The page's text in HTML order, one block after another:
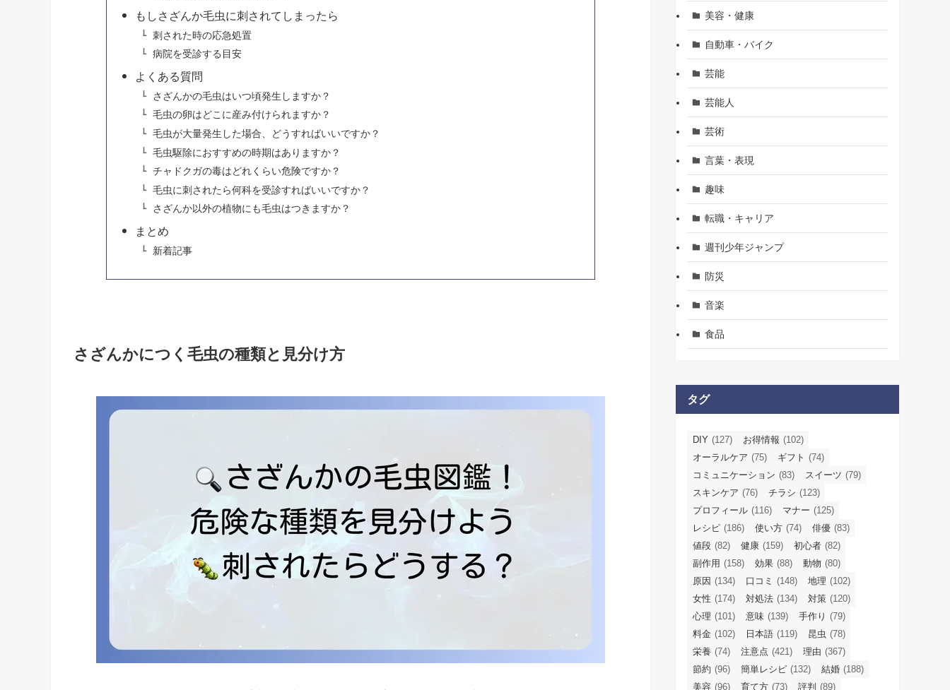
もしさざんか毛虫に刺されてしまったら
刺された時の応急処置
病院を受診する目安
よくある質問
さざんかの毛虫はいつ頃発生しますか？
毛虫の卵はどこに産み付けられますか？
毛虫が大量発生した場合、どうすればいいですか？
毛虫駆除におすすめの時期はありますか？
チャドクガの毒はどれくらい危険ですか？
毛虫に刺されたら何科を受診すればいいですか？
さざんか以外の植物にも毛虫はつきますか？
まとめ
新着記事
さざんかにつく毛虫の種類と見分け方
美容・健康
自動車・バイク
芸能
芸能人
芸術
言葉・表現
趣味
転職・キャリア
週刊少年ジャンプ
防災
音楽
食品
タグ
DIY (127) お得情報 (102)
オーラルケア (75) ギフト (74)
コミュニケーション (83) スイーツ (79)
スキンケア (76) チラシ (123)
プロフィール (116) マナー (125)
レシピ (186) 使い方 (74) 俳優 (83)
値段 (82) 健康 (159) 初心者 (82)
副作用 (158) 効果 (88) 動物 (80)
原因 (134) 口コミ (148) 地理 (102)
女性 (174) 対処法 (134) 対策 (120)
心理 (101) 意味 (139) 手作り (79)
料金 (102) 日本語 (119) 昆虫 (78)
栄養 (74) 注意点 (421) 理由 (367)
節約 (96) 簡単レシピ (132) 結婚 (188)
美容 (96) 育て方 (73) 評判 (89)